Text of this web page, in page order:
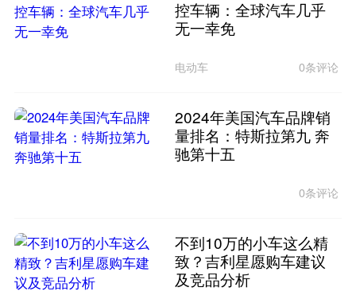
控车辆：全球汽车几乎
无一幸免
电动车 0条评论
2024年美国汽车品牌销
量排名：特斯拉第九 奔
驰第十五
0条评论
不到10万的小车这么精
致？吉利星愿购车建议
及竞品分析